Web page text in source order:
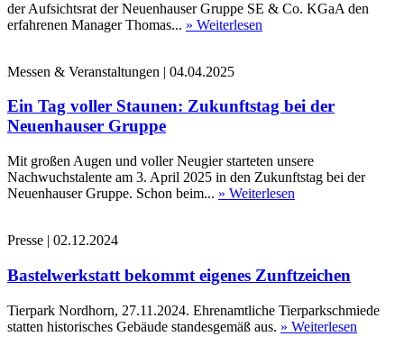
der Aufsichtsrat der Neuenhauser Gruppe SE & Co. KGaA den
erfahrenen Manager Thomas... » Weiterlesen
Messen & Veranstaltungen | 04.04.2025
Ein Tag voller Staunen: Zukunftstag bei der
Neuenhauser Gruppe
Mit großen Augen und voller Neugier starteten unsere
Nachwuchstalente am 3. April 2025 in den Zukunftstag bei der
Neuenhauser Gruppe. Schon beim... » Weiterlesen
Presse | 02.12.2024
Bastelwerkstatt bekommt eigenes Zunftzeichen
Tierpark Nordhorn, 27.11.2024. Ehrenamtliche Tierparkschmiede
statten historisches Gebäude standesgemäß aus. » Weiterlesen